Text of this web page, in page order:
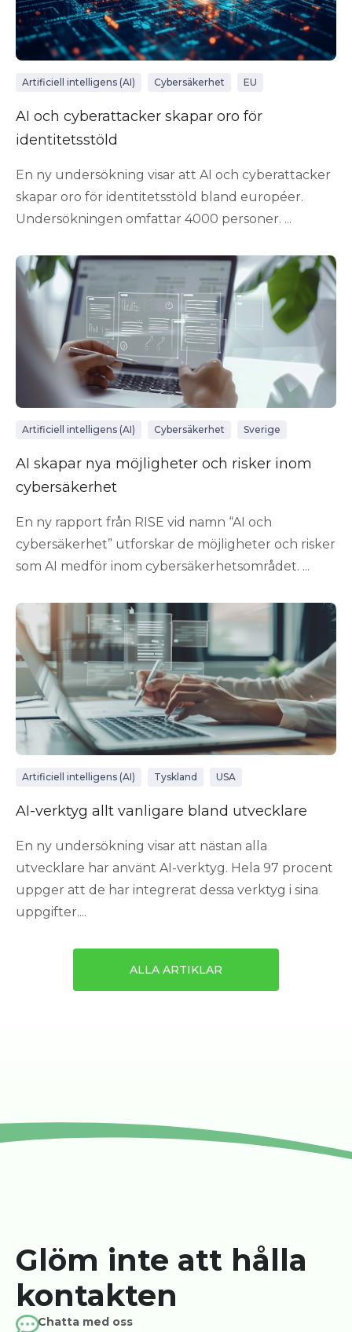
Artificiell intelligens (AI) Cybersäkerhet EU
AI och cyberattacker skapar oro för
identitetsstöld
En ny undersökning visar att AI och cyberattacker
skapar oro för identitetsstöld bland européer.
Undersökningen omfattar 4000 personer. ...
Artificiell intelligens (AI) Cybersäkerhet Sverige
AI skapar nya möjligheter och risker inom
cybersäkerhet
En ny rapport från RISE vid namn “AI och
cybersäkerhet” utforskar de möjligheter och risker
som AI medför inom cybersäkerhetsområdet. ...
Artificiell intelligens (AI) Tyskland USA
AI-verktyg allt vanligare bland utvecklare
En ny undersökning visar att nästan alla
utvecklare har använt AI-verktyg. Hela 97 procent
uppger att de har integrerat dessa verktyg i sina
uppgifter....
ALLA ARTIKLAR
Glöm inte att hålla
kontakten
Chatta med oss